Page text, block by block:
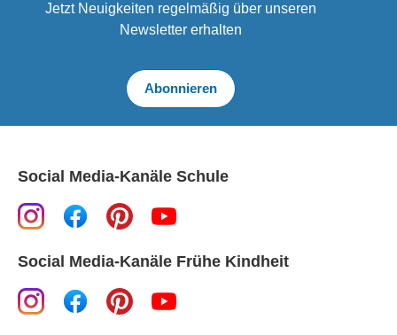
Jetzt Neuigkeiten regelmäßig über unseren
Newsletter erhalten
Abonnieren
Social Media-Kanäle Schule
Social Media-Kanäle Frühe Kindheit